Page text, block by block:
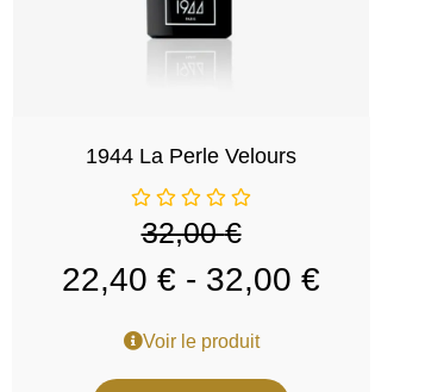
1944 La Perle Velours
32,00€
22,40 € - 32,00 €
Voir le produit